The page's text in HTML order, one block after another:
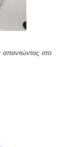
απαντώντας στο